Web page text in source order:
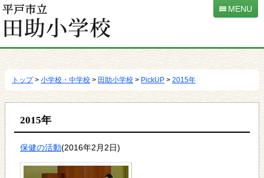
移
MENU
トップ> 小学校・中学校 > 田助小学校 > PickUP > 2015年
2015年
保健の活動(2016年2月2日)